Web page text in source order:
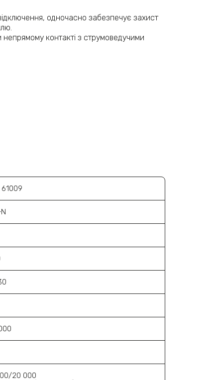
одночасно забезпечує захист
контакті з струмоведучими
61009
20 000